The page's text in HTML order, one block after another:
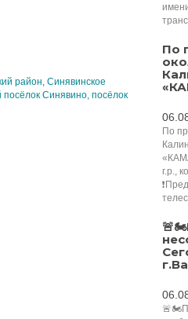
район, Синявинское
посёлок Синявино, посёлок
По
По
г.р.,